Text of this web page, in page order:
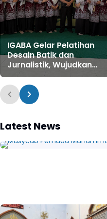
IGABA Gelar Pelatihan
Desain Batik dan
Jurnalistik, Wujudkan
Kemandirian dan Inovasi
di Milad ke-28
Latest News